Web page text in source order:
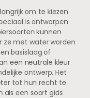
om te kiezen
is ontworpen
kunnen
ze met water worden
basislaag of
een neutrale kleur
ontwerp. Het
tot hun recht te
als een soort gids